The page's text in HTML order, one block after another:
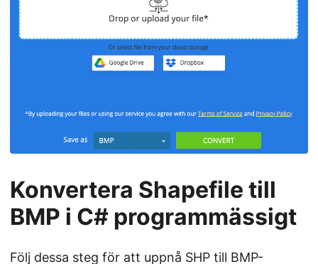
Konvertera Shapefile till
BMP i C# programmässigt
Följ dessa steg för att uppnå SHP till BMP-